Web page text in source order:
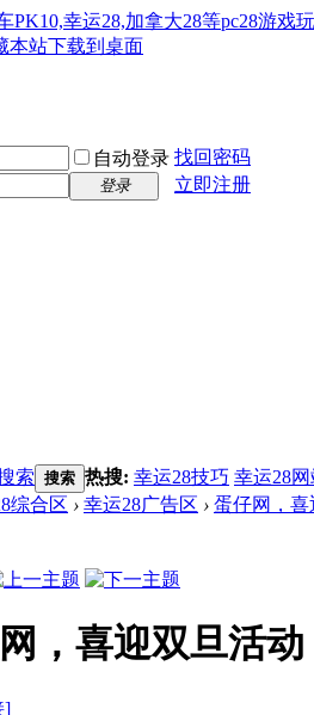
PK10,幸运28,加拿大28等pc28游戏
本站下载到桌面
自动登录 找回密码
登录
立即注册
索 搜索 热搜: 幸运28技巧 幸运28网
综合区 › 幸运28广告区 › 蛋仔网，喜
，喜迎双旦活
]